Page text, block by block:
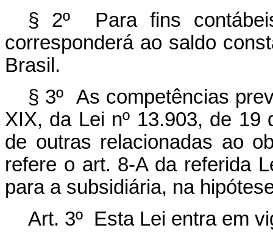
§ 2º Para fins
corresponderá ao saldo
Brasil.
§ 3º As competências
XIX, da Lei nº 13.903, de
de outras relacionadas ao
refere o art. 8-A da referida
para a subsidiária, na
Art. 3º Esta Lei entra em